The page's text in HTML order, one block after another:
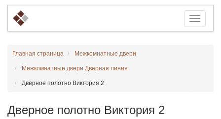
Главная страница Межкомнатные двери
Межкомнатные двери Дверная линия
Дверное полотно Виктория 2
Дверное полотно Виктория 2